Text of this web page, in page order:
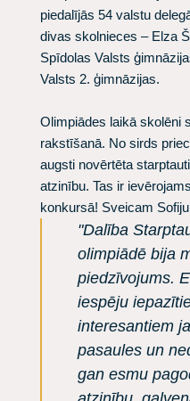
piedalījās 54 valstu
divas skolnieces – Elza
Spīdolas Valsts
Valsts 2. ģimnāzijas.
Olimpiādes laikā skolēni
rakstīšanā. No sirds
augsti novērtēta
atzinību. Tas ir
konkursā! Sveicam
"Dalība
olimpiādē bija
piedzīvojums.
iespēju
interesantiem
pasaules un
gan esmu